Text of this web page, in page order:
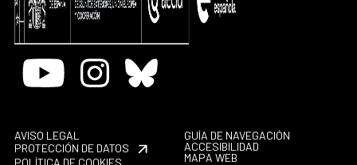
Youtube InstagramBluesky
AVISO LEGAL
PROTECCIÓN DE DATOS
GUÍA DE NAVEGACIÓN
ACCESIBILIDAD
MAPA WEB